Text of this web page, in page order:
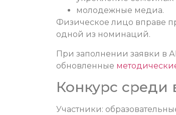
молодежные медиа.
Физическое лицо вправе
одной из номинаций.
При заполнении заявки в
обновленные
Конкурс среди
Участники: